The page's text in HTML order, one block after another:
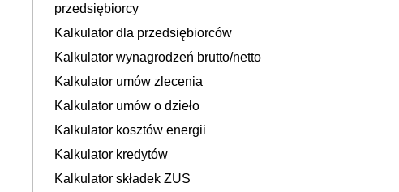
przedsiębiorcy
Kalkulator dla przedsiębiorców
Kalkulator wynagrodzeń brutto/netto
Kalkulator umów zlecenia
Kalkulator umów o dzieło
Kalkulator kosztów energii
Kalkulator kredytów
Kalkulator składek ZUS